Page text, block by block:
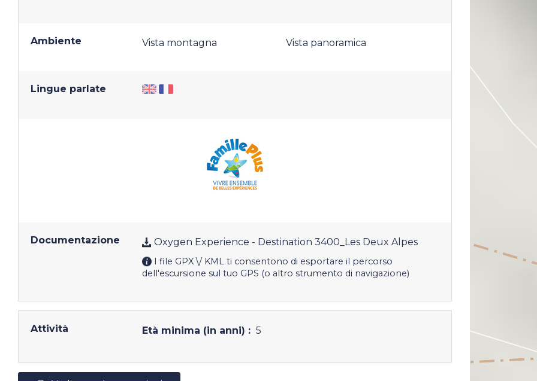
Ambiente Vista montagna Vista panoramica
Lingue parlate
Documentazione Oxygen Experience - Destination 3400_Les Deux Alpes
I file GPX \/ KML ti consentono di esportare il percorso
dell'escursione sul tuo GPS (o altro strumento di navigazione)
Attività Età minima (in anni) : 5